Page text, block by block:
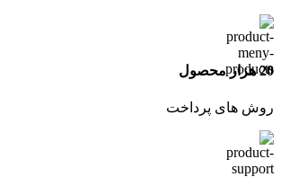
20 هزار محصول
روش های پرداخت